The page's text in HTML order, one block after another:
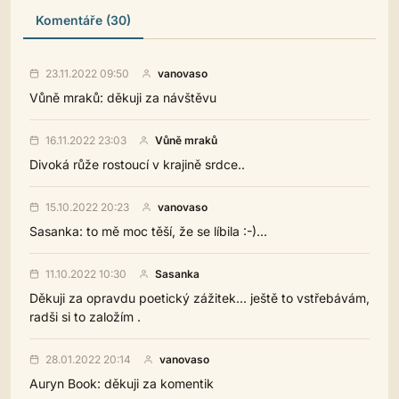
Komentáře (30)
23.11.2022 09:50 vanovaso
Vůně mraků: děkuji za návštěvu
16.11.2022 23:03 Vůně mraků
Divoká růže rostoucí v krajině srdce..
15.10.2022 20:23 vanovaso
Sasanka: to mě moc těší, že se líbila :-)...
11.10.2022 10:30 Sasanka
Děkuji za opravdu poetický zážitek... ještě to vstřebávám,
radši si to založím .
28.01.2022 20:14 vanovaso
Auryn Book: děkuji za komentik